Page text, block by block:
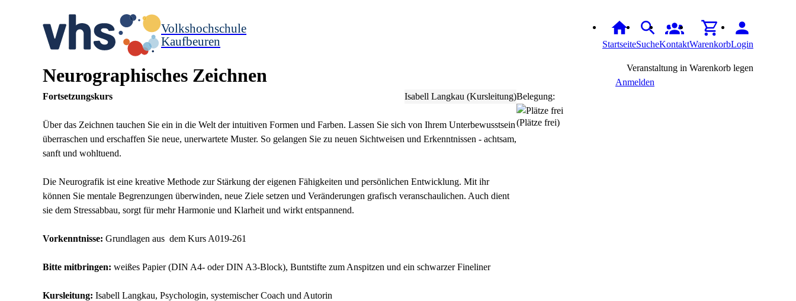
Volkshochschule
Kaufbeuren
StartseiteSucheKontaktWarenkorbLogin
Neurographisches Zeichnen
Isabell Langkau (Kursleitung)
Fortsetzungskurs
Über das Zeichnen tauchen Sie ein in die Welt der intuitiven Formen und Farben. Lassen Sie sich von Ihrem Unterbewusstsein
überraschen und erschaffen Sie neue, unerwartete Muster. So gelangen Sie zu neuen Sichtweisen und Erkenntnissen - achtsam,
sanft und wohltuend.
Die Neurografik ist eine kreative Methode zur Stärkung der eigenen Fähigkeiten und persönlichen Entwicklung. Mit ihr
können Sie mentale Begrenzungen überwinden, neue Ziele setzen und Veränderungen grafisch veranschaulichen. Auch dient
sie dem Stressabbau, sorgt für mehr Harmonie und Klarheit und wirkt entspannend.
Vorkenntnisse: Grundlagen aus dem Kurs A019-261
Bitte mitbringen: weißes Papier (DIN A4- oder DIN A3-Block), Buntstifte zum Anspitzen und ein schwarzer Fineliner
Kursleitung: Isabell Langkau, Psychologin, systemischer Coach und Autorin
Veranstaltung in Warenkorb legen
Anmelden
Belegung:
(Plätze frei)